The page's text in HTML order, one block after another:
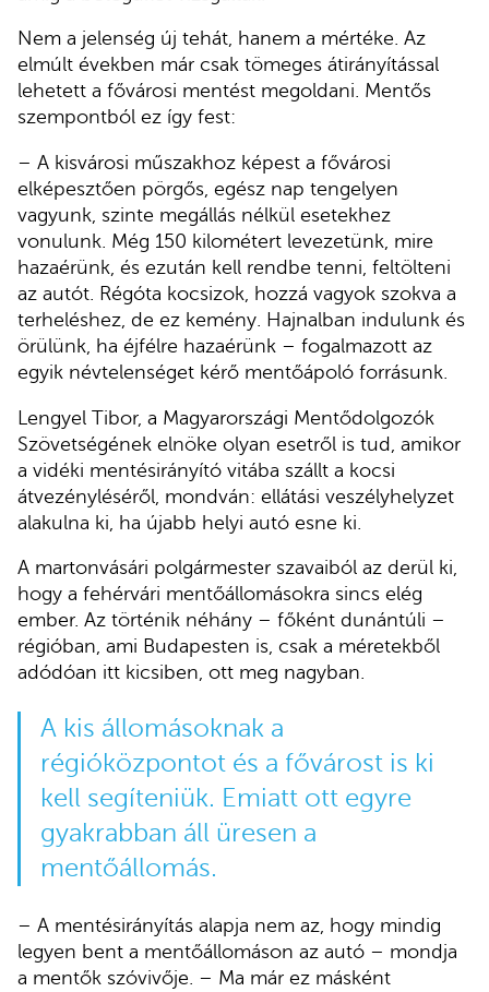
Nem a jelenség új tehát, hanem a mértéke. Az
elmúlt években már csak tömeges átirányítással
lehetett a fővárosi mentést megoldani. Mentős
szempontból ez így fest:
– A kisvárosi műszakhoz képest a fővárosi
elképesztően pörgős, egész nap tengelyen
vagyunk, szinte megállás nélkül esetekhez
vonulunk. Még 150 kilométert levezetünk, mire
hazaérünk, és ezután kell rendbe tenni, feltölteni
az autót. Régóta kocsizok, hozzá vagyok szokva a
terheléshez, de ez kemény. Hajnalban indulunk és
örülünk, ha éjfélre hazaérünk – fogalmazott az
egyik névtelenséget kérő mentőápoló forrásunk.
Lengyel Tibor, a Magyarországi Mentődolgozók
Szövetségének elnöke olyan esetről is tud, amikor
a vidéki mentésirányító vitába szállt a kocsi
átvezényléséről, mondván: ellátási veszélyhelyzet
alakulna ki, ha újabb helyi autó esne ki.
A martonvásári polgármester szavaiból az derül ki,
hogy a fehérvári mentőállomásokra sincs elég
ember. Az történik néhány – főként dunántúli –
régióban, ami Budapesten is, csak a méretekből
adódóan itt kicsiben, ott meg nagyban.
A kis állomásoknak a
régióközpontot és a fővárost is ki
kell segíteniük. Emiatt ott egyre
gyakrabban áll üresen a
mentőállomás.
– A mentésirányítás alapja nem az, hogy mindig
legyen bent a mentőállomáson az autó – mondja
a mentők szóvivője. – Ma már ez másként